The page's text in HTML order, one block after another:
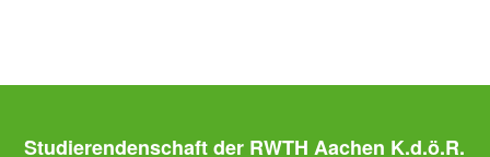
Studierendenschaft der RWTH Aachen K.d.ö.R.